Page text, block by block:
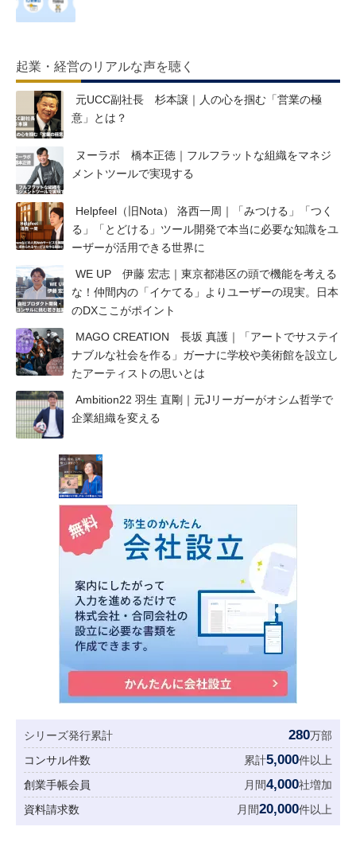
起業・経営のリアルな声を聴く
元UCC副社長 杉本譲｜人の心を掴む「営業の極
意」とは？
ヌーラボ 橋本正徳｜フルフラットな組織をマネジ
メントツールで実現する
Helpfeel（旧Nota） 洛西一周｜「みつける」「つく
る」「とどける」ツール開発で本当に必要な知識をユ
ーザーが活用できる世界に
WE UP 伊藤 宏志｜東京都港区の頭で機能を考える
な！仲間内の「イケてる」よりユーザーの現実。日本
のDXここがポイント
MAGO CREATION 長坂 真護｜「アートでサステイ
ナブルな社会を作る」ガーナに学校や美術館を設立し
たアーティストの思いとは
Ambition22 羽生 直剛｜元Jリーガーがオシム哲学で
企業組織を変える
シリーズ発行累計 280万部
コンサル件数
累計5,000件以上
創業手帳会員
月間4,000社増加
資料請求数
月間20,000件以上